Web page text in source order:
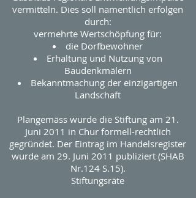
vermitteln. Dies soll namentlich erfolgen
durch:
vermehrte Wertschöpfung für:
die Dorfbewohner
Erhaltung und Nutzung von
Baudenkmälern
Bekanntmachung der einzigartigen
Landschaft
Plangemäss wurde die Stiftung am 21.
Juni 2011 in Chur formell-rechtlich
gegründet. Der Eintrag im Handelsregister
wurde am 29. Juni 2011 publiziert (SHAB
Nr.124 S.15).
Stiftungsräte